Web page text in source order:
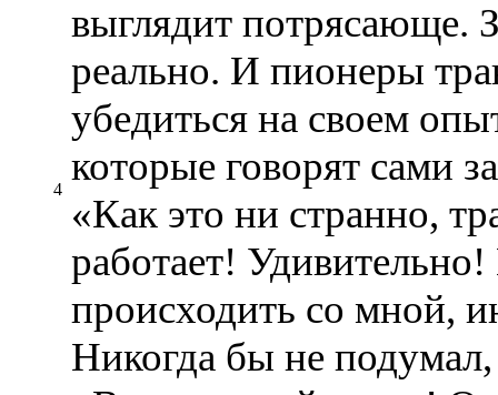
4
выглядит потрясающе.
реально. И пионеры
убедиться на своем
которые говорят сами
«Как это ни странно,
работает!
происходить со мной,
Никогда бы не